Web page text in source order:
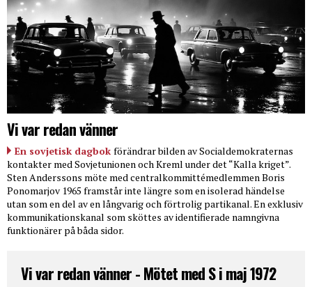
Vi var redan vänner
En sovjetisk dagbok förändrar bilden av Socialdemokraternas
kontakter med Sovjetunionen och Kreml under det “Kalla kriget”.
Sten Anderssons möte med centralkommittémedlemmen Boris
Ponomarjov 1965 framstår inte längre som en isolerad händelse
utan som en del av en långvarig och förtrolig partikanal. En exklusiv
kommunikationskanal som sköttes av identifierade namngivna
funktionärer på båda sidor.
Vi var redan vänner - Mötet med S i maj 1972